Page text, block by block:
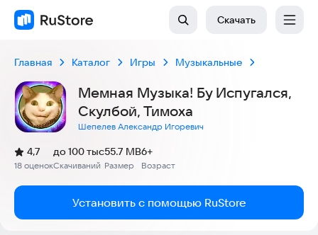
Скачать
Главная Каталог Игры Музыкальные
Мемная Музыка! Бу Испугался,
Скулбой, Тимоха
Шепелев Александр Игоревич
Рейтинг:
4,7
(
18 оценок
)
Скачиваний
до 100 тыс
Размер
55.7 MB
Возраст
6+
Установить с помощью RuStore